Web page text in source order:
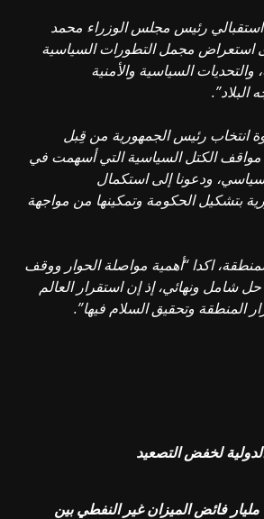
رئيس مجلس الوزراء محمد
استعراض مجمل التطورات السياسية
السياسية والأمنية
البلاد”.
انتخاب رئيس الجمهورية من قِبل
مواقف الكتل السياسية التي أسهمت في
ودعونا إلى استكمال
بتشكيل الحكومة وتمكينها من مواجهة
اكدا “أهمية مواصلة الحوار ووقف
شامل ونهائي، إذ إن استقرار العالم
المنطقة وتحقيق السلام فيها”.
لخفض التصعيد
بارتفاع 106%.. 6.13 مليار فائض الميزان غير النفطي بين